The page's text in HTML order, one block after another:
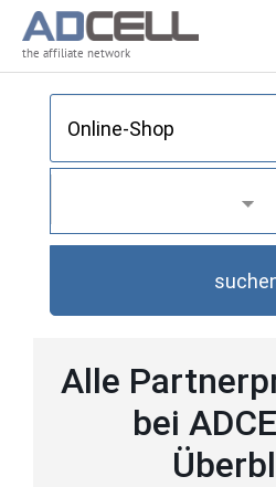
the affiliate network
Alle
bei